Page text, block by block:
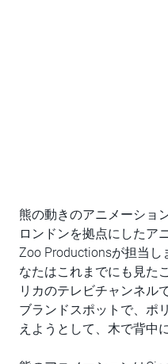
熊の動きのアニメーショ
ロンドンを拠点にしたア
Zoo Productionsが担当
なたはこれまでにも見た
リカのテレビチャンネル
ブランドスポットで、ポ
えようとして、木で背中